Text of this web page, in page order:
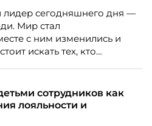
лидер сегодняшнего дня —
Мир стал
с ним изменились и
искать тех, кто
почему стандартные
самых талантливых
потенциал ещё до
сотрудников как
лояльности и